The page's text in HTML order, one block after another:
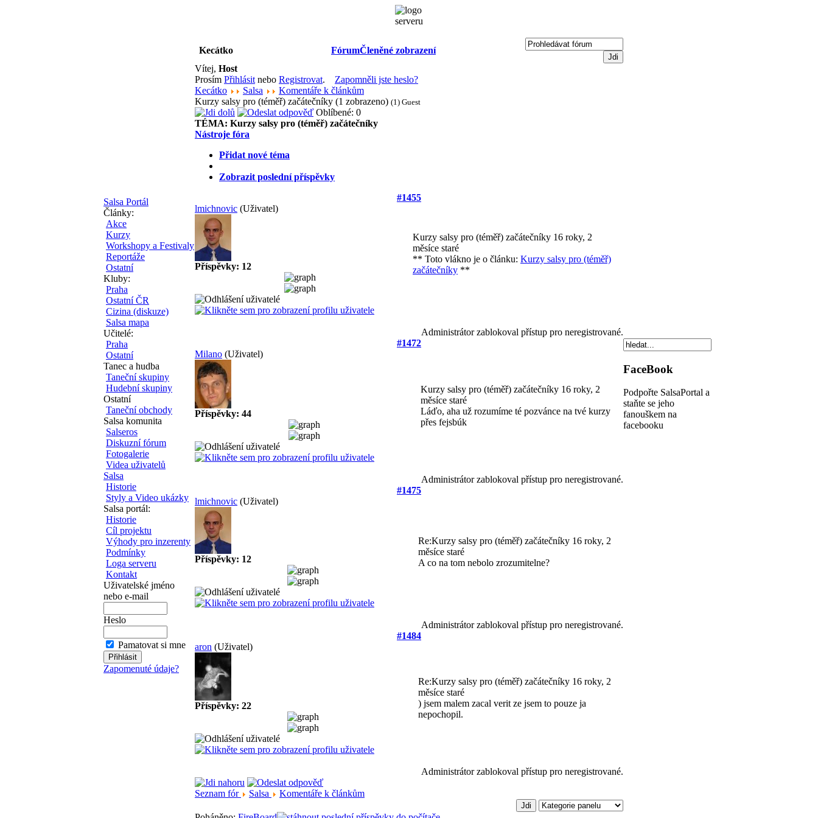
Salsa Portál
Články:
Akce
Kurzy
Workshopy a Festivaly
Reportáže
Ostatní
Kluby:
Praha
Ostatní ČR
Cizina (diskuze)
Salsa mapa
Učitelé:
Praha
Ostatní
Tanec a hudba
Taneční skupiny
Hudební skupiny
Ostatní
Taneční obchody
Salsa komunita
Salseros
Diskuzní fórum
Fotogalerie
Videa uživatelů
Salsa
Historie
Styly a Video ukázky
Salsa portál:
Historie
Cíl projektu
Výhody pro inzerenty
Podmínky
Loga serveru
Kontakt
Uživatelské jméno
nebo e-mail
Heslo
Pamatovat si mne
Zapomenuté údaje?
Kecátko FórumČleněné zobrazení
Vítej, Host
Prosím Přihlásit nebo Registrovat. Zapomněli jste heslo?
Kecátko
Salsa
Komentáře k článkům
Kurzy salsy pro (téměř) začátečníky (1 zobrazeno) (1) Guest
Oblíbené: 0
TÉMA: Kurzy salsy pro (téměř) začátečníky
Nástroje fóra
Přidat nové téma
Zobrazit poslední příspěvky
#1455
lmichnovic (Uživatel)
Příspěvky: 12
Kurzy salsy pro (téměř) začátečníky 16 roky, 2
měsíce staré
** Toto vlákno je o článku: Kurzy salsy pro (téměř)
začátečníky **
Administrátor zablokoval přístup pro neregistrované.
#1472
Milano (Uživatel)
Příspěvky: 44
Kurzy salsy pro (téměř) začátečníky 16 roky, 2
měsíce staré
Láďo, aha už rozumíme té pozvánce na tvé kurzy
přes fejsbúk
Administrátor zablokoval přístup pro neregistrované.
#1475
lmichnovic (Uživatel)
Příspěvky: 12
Re:Kurzy salsy pro (téměř) začátečníky 16 roky, 2
měsíce staré
A co na tom nebolo zrozumitelne?
Administrátor zablokoval přístup pro neregistrované.
#1484
aron (Uživatel)
Příspěvky: 22
Re:Kurzy salsy pro (téměř) začátečníky 16 roky, 2
měsíce staré
) jsem malem zacal verit ze jsem to pouze ja
nepochopil.
Administrátor zablokoval přístup pro neregistrované.
Seznam fór Salsa Komentáře k článkům
FaceBook
Podpořte SalsaPortal a
staňte se jeho
fanouškem na
facebooku